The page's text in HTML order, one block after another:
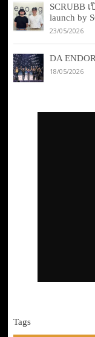
SCRUBB
launch by
23/05/2026
DA
18/05/2026
Tags